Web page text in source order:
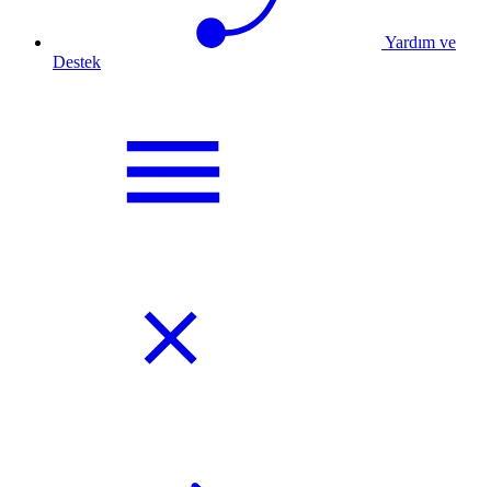
Yardım ve
Destek